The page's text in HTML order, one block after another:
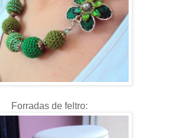
Forradas de feltro: